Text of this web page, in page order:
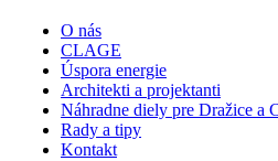
O nás
CLAGE
Úspora energie
Architekti a projektanti
Náhradne diely pre Dražice a
Rady a tipy
Kontakt